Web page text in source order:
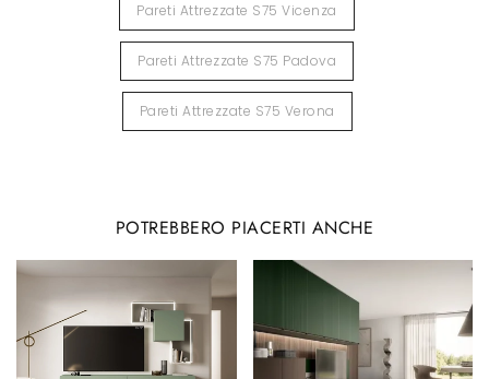
Pareti Attrezzate S75 Vicenza
Pareti Attrezzate S75 Padova
Pareti Attrezzate S75 Verona
POTREBBERO PIACERTI ANCHE